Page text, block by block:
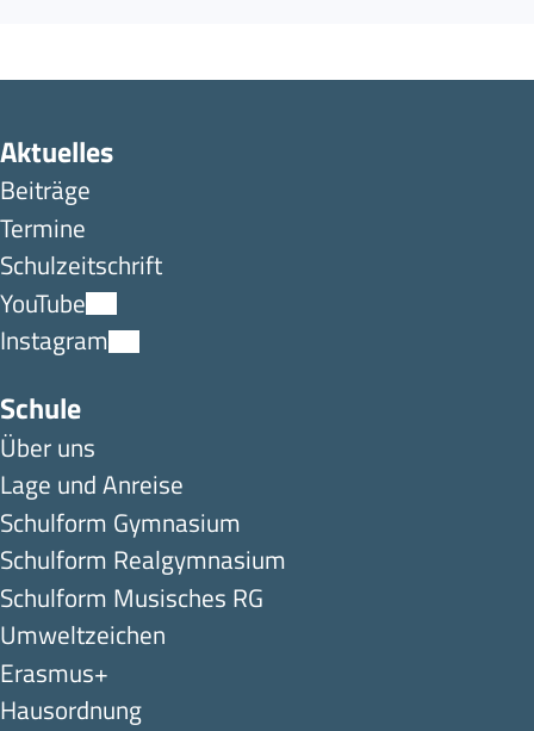
Aktuelles
Beiträge
Termine
Schulzeitschrift
YouTube
Instagram
Schule
Über uns
Lage und Anreise
Schulform Gymnasium
Schulform Realgymnasium
Schulform Musisches RG
Umweltzeichen
Erasmus+
Hausordnung